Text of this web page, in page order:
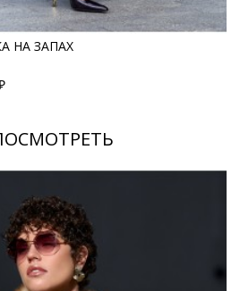
НА ЗАПАХ